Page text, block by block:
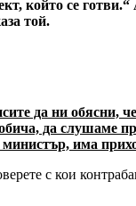
който се
той.
да ни обясни,
да слушаме
има
с кои